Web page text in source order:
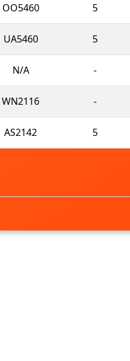
OO5460 5
UA5460 5
N/A -
WN2116 -
AS2142 5